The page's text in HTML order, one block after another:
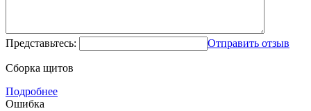
Представьтесь: Отправить отзыв
Сборка щитов
Подробнее
Ошибка